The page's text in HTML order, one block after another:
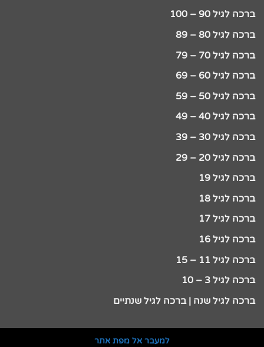
ברכה לגיל 90 – 100
ברכה לגיל 80 – 89
ברכה לגיל 70 – 79
ברכה לגיל 60 – 69
ברכה לגיל 50 – 59
ברכה לגיל 40 – 49
ברכה לגיל 30 – 39
ברכה לגיל 20 – 29
ברכה לגיל 19
ברכה לגיל 18
ברכה לגיל 17
ברכה לגיל 16
ברכה לגיל 11 – 15
ברכה לגיל 3 – 10
ברכה לגיל שנה | ברכה לגיל שנתיים
למעבר אל מפת אתר